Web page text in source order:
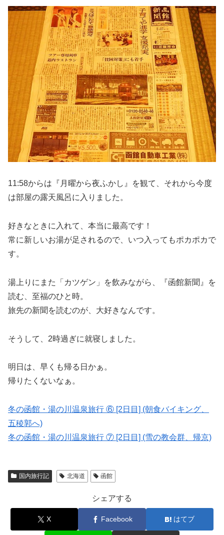
11:58からは『月曜から夜ふかし』を観て、それから今度
は部屋の露天風呂に入りました。
好きなときに入れて、本当に最高です！
常に新しいお湯が足されるので、いつ入ってもポカポカで
す。
湯上りにまた「カツゲン」を飲みながら、『函館新聞』を
読む、至福のひと時。
旅先の新聞を読むのが、大好きなんです。
そうして、2時過ぎに就寝しました。
明日は、早くも帰る日かぁ。
帰りたくないなぁ。
冬の函館・湯の川温泉旅行 ⑥ [2日目] (朝食バイキング、
五稜郭へ)
冬の函館・湯の川温泉旅行 ⑦ [2日目] (雪の教会群、帰京)
国内旅行記 北海道 函館
シェアする
X Facebook はてブ